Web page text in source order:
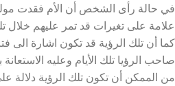
في حالة رأى الشخص أن الأم فقدت
علامة على تغيرات قد تمر عليهم خلال
كما أن تلك الرؤية قد تكون اشارة الى
صاحب الرؤيا تلك الأيام وعليه الاستعانة
من الممكن أن تكون تلك الرؤية دلالة